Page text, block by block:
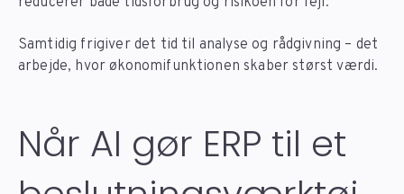
Samtidig frigiver det tid til analyse og rådgivning – det
arbejde, hvor økonomifunktionen skaber størst værdi.
Når AI gør ERP til et